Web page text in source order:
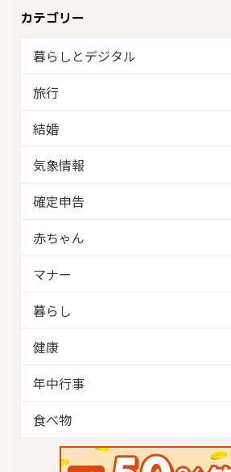
カテゴリー
暮らしとデジタル
旅行
結婚
気象情報
確定申告
赤ちゃん
マナー
暮らし
健康
年中行事
食べ物